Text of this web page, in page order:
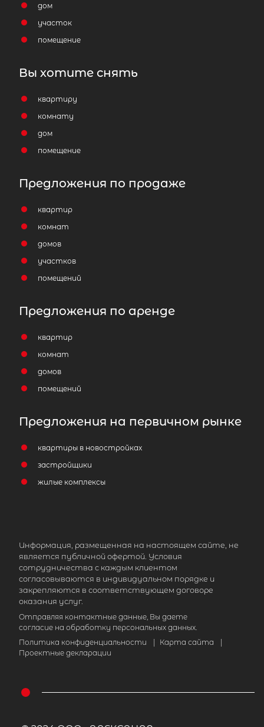
дом
участок
помещение
Вы хотите снять
квартиру
комнату
дом
помещение
Предложения по продаже
квартир
комнат
домов
участков
помещений
Предложения по аренде
квартир
комнат
домов
помещений
Предложения на первичном рынке
квартиры в новостройках
застройщики
жилые комплексы
Информация, размещенная на настоящем сайте, не
является публичной офертой. Условия
сотрудничества с каждым клиентом
согласовываются в индивидуальном порядке и
закрепляются в соответствующем договоре
оказания услуг.
Отправляя контактные данные, Вы даете
согласие на обработку персональных данных.
Политика конфиденциальности
Карта сайта
Проектные декларации